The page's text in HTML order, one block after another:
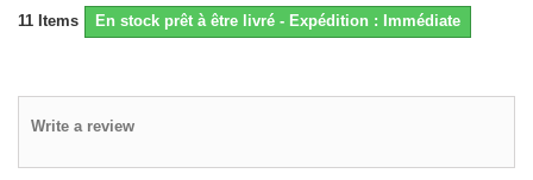
11 Items En stock prêt à être livré - Expédition : Immédiate
Write a review